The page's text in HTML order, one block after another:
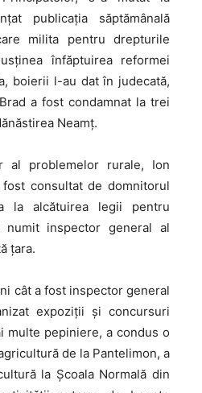
publicaţia săptămânală
milita pentru drepturile
înfăptuirea reformei
boierii l-au dat în judecată,
a fost condamnat la trei
Neamţ.
al problemelor rurale, Ion
consultat de domnitorul
la alcătuirea legii pentru
numit inspector general al
țara.
cât a fost inspector general
expoziţii şi concursuri
multe pepiniere, a condus o
de la Pantelimon, a
la Şcoala Normală din